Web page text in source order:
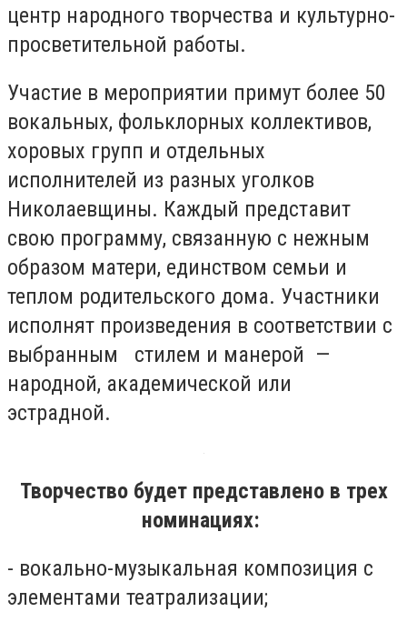
центр народного творчества и культурно-
просветительной работы.
Участие в мероприятии примут более 50
вокальных, фольклорных коллективов,
хоровых групп и отдельных
исполнителей из разных уголков
Николаевщины. Каждый представит
свою программу, связанную с нежным
образом матери, единством семьи и
теплом родительского дома. Участники
исполнят произведения в соответствии с
выбранным стилем и манерой —
народной, академической или
эстрадной.
Творчество будет представлено в трех
номинациях:
- вокально-музыкальная композиция с
элементами театрализации;